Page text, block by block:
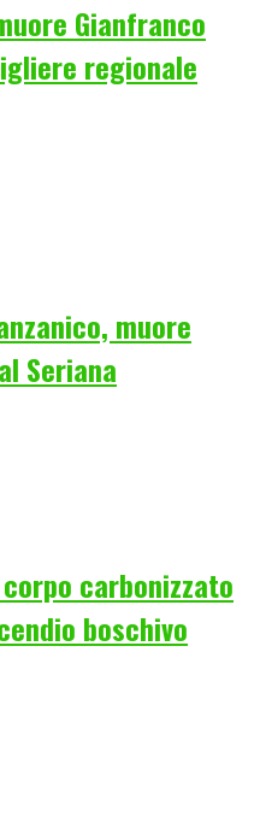
Gianfranco
regionale
muore
Seriana
carbonizzato
boschivo